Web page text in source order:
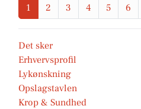
1 2 3 4 5 6
Det sker
Erhvervsprofil
Lykønskning
Opslagstavlen
Krop & Sundhed